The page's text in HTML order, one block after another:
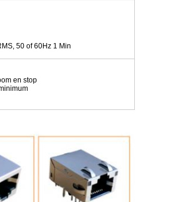
50 of 60Hz 1 Min
en stop